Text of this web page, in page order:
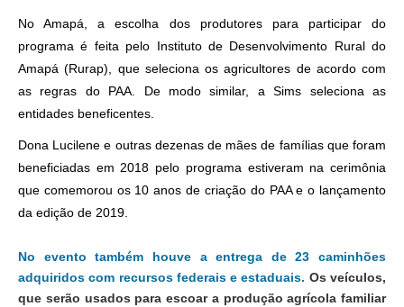
No Amapá, a escolha dos produtores para participar do
programa é feita pelo Instituto de Desenvolvimento Rural do
Amapá (Rurap), que seleciona os agricultores de acordo com
as regras do PAA. De modo similar, a Sims seleciona as
entidades beneficentes.
Dona Lucilene e outras dezenas de mães de famílias que foram
beneficiadas em 2018 pelo programa estiveram na cerimônia
que comemorou os 10 anos de criação do PAA e o lançamento
da edição de 2019.
No evento também houve a entrega de 23 caminhões
adquiridos com recursos federais e estaduais. Os veículos,
que serão usados para escoar a produção agrícola familiar